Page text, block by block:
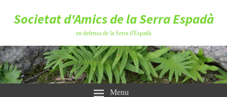
Societat d'Amics de la Serra Espadà
en defensa de la Serra d'Espadà
Menu